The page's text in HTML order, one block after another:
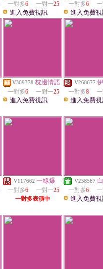
一對多6 一對一25
進入免費視訊
一對多6
進入免費
V309378 枕邊情語
一對多6 一對一25
進入免費視訊
V268677
一對多8
進入免費
V117662 一線爆
一對多6 一對一25
一對多表演中
V258587
一對多6
進入免費